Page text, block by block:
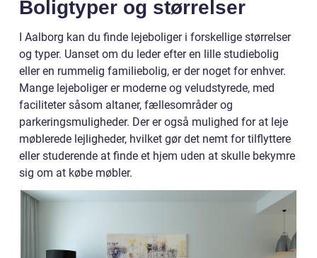
Boligtyper og størrelser
I Aalborg kan du finde lejeboliger i forskellige størrelser
og typer. Uanset om du leder efter en lille studiebolig
eller en rummelig familiebolig, er der noget for enhver.
Mange lejeboliger er moderne og veludstyrede, med
faciliteter såsom altaner, fællesområder og
parkeringsmuligheder. Der er også mulighed for at leje
møblerede lejligheder, hvilket gør det nemt for tilflyttere
eller studerende at finde et hjem uden at skulle bekymre
sig om at købe møbler.